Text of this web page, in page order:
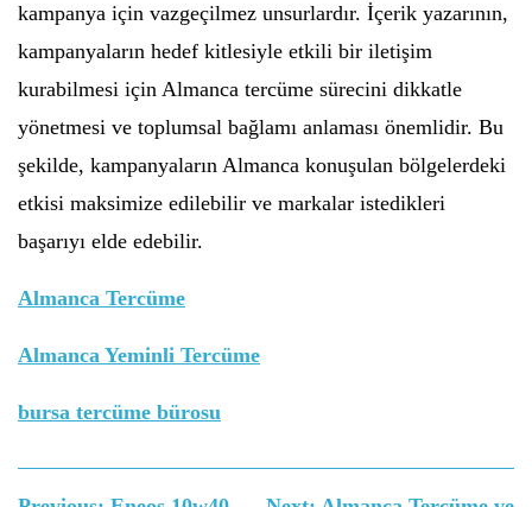
kampanya için vazgeçilmez unsurlardır. İçerik yazarının,
kampanyaların hedef kitlesiyle etkili bir iletişim
kurabilmesi için Almanca tercüme sürecini dikkatle
yönetmesi ve toplumsal bağlamı anlaması önemlidir. Bu
şekilde, kampanyaların Almanca konuşulan bölgelerdeki
etkisi maksimize edilebilir ve markalar istedikleri
başarıyı elde edebilir.
Almanca Tercüme
Almanca Yeminli Tercüme
bursa tercüme bürosu